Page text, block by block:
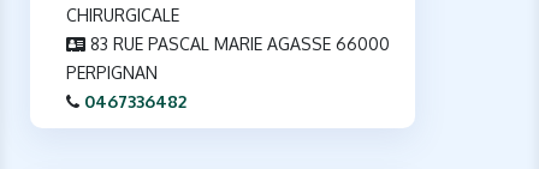
CHIRURGICALE
83 RUE PASCAL MARIE AGASSE 66000
PERPIGNAN
0467336482